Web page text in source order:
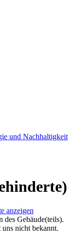
und Nachhaltigkeit
anzeigen
des Gebäude(teils).
nicht bekannt.